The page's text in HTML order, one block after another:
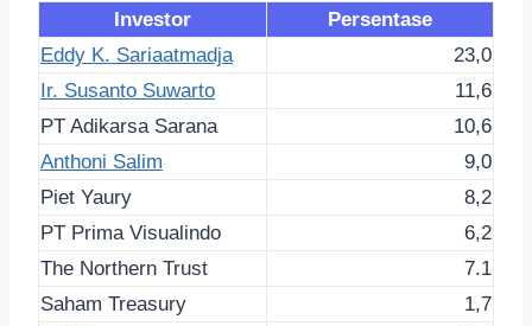
Investor
Persentase
Eddy K. Sariaatmadja
23,0
Ir. Susanto Suwarto
11,6
PT Adikarsa Sarana
10,6
Anthoni Salim
9,0
Piet Yaury
8,2
PT Prima Visualindo
6,2
The Northern Trust
7.1
Saham Treasury
1,7